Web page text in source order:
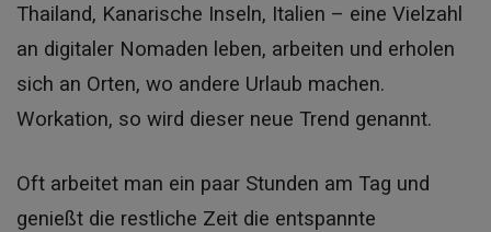
Thailand, Kanarische Inseln, Italien – eine Vielzahl
an digitaler Nomaden leben, arbeiten und erholen
sich an Orten, wo andere Urlaub machen.
Workation, so wird dieser neue Trend genannt.
Oft arbeitet man ein paar Stunden am Tag und
genießt die restliche Zeit die entspannte